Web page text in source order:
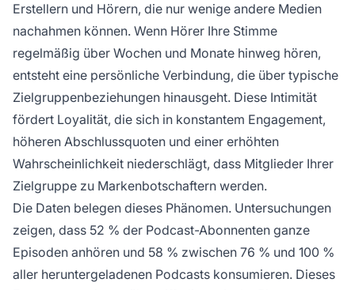
Erstellern und Hörern, die nur wenige andere Medien
nachahmen können. Wenn Hörer Ihre Stimme
regelmäßig über Wochen und Monate hinweg hören,
entsteht eine persönliche Verbindung, die über typische
Zielgruppenbeziehungen hinausgeht. Diese Intimität
fördert Loyalität, die sich in konstantem Engagement,
höheren Abschlussquoten und einer erhöhten
Wahrscheinlichkeit niederschlägt, dass Mitglieder Ihrer
Zielgruppe zu Markenbotschaftern werden.
Die Daten belegen dieses Phänomen. Untersuchungen
zeigen, dass 52 % der Podcast-Abonnenten ganze
Episoden anhören und 58 % zwischen 76 % und 100 %
aller heruntergeladenen Podcasts konsumieren. Dieses